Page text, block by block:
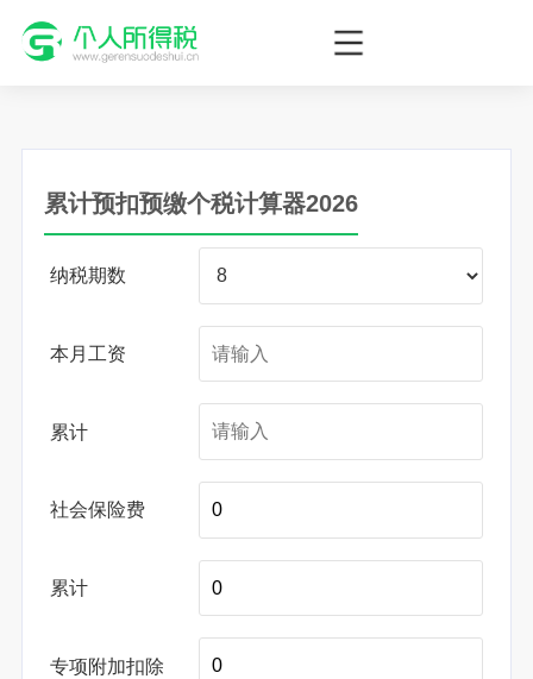
个人所得税网，最新个税资讯平台，您的个税管理专家！
累计预扣预缴个税计算器2026
纳税期数
本月工资
累计
社会保险费
累计
专项附加扣除